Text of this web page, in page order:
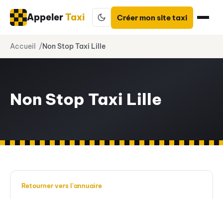
Aller
AppelerTaxi Créer mon site taxi
Accueil Non Stop Taxi Lille
Non Stop Taxi Lille
Retourner vers l'annuaire